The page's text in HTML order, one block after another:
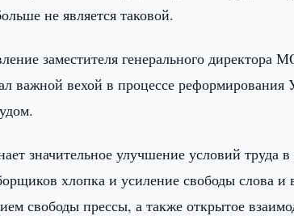
не является таковой.
заместителя генерального
важной вехой в процессе
значительное улучшение условий труда в
хлопка и усиление свободы слова
свободы прессы, а также открытое